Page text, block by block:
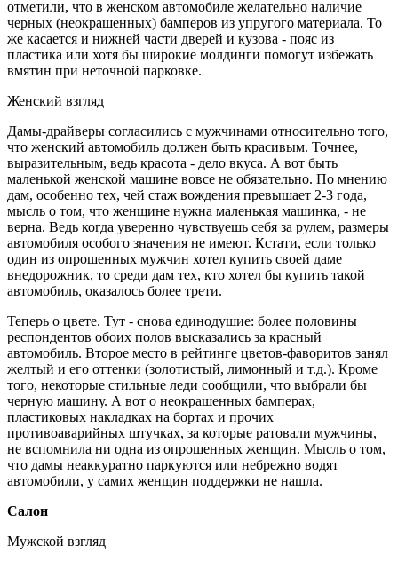
отметили, что в женском автомобиле желательно наличие
черных (неокрашенных) бамперов из упругого материала. То
же касается и нижней части дверей и кузова - пояс из
пластика или хотя бы широкие молдинги помогут избежать
вмятин при неточной парковке.
Женский взгляд
Дамы-драйверы согласились с мужчинами относительно того,
что женский автомобиль должен быть красивым. Точнее,
выразительным, ведь красота - дело вкуса. А вот быть
маленькой женской машине вовсе не обязательно. По мнению
дам, особенно тех, чей стаж вождения превышает 2-3 года,
мысль о том, что женщине нужна маленькая машинка, - не
верна. Ведь когда уверенно чувствуешь себя за рулем, размеры
автомобиля особого значения не имеют. Кстати, если только
один из опрошенных мужчин хотел купить своей даме
внедорожник, то среди дам тех, кто хотел бы купить такой
автомобиль, оказалось более трети.
Теперь о цвете. Тут - снова единодушие: более половины
респондентов обоих полов высказались за красный
автомобиль. Второе место в рейтинге цветов-фаворитов занял
желтый и его оттенки (золотистый, лимонный и т.д.). Кроме
того, некоторые стильные леди сообщили, что выбрали бы
черную машину. А вот о неокрашенных бамперах,
пластиковых накладках на бортах и прочих
противоаварийных штучках, за которые ратовали мужчины,
не вспомнила ни одна из опрошенных женщин. Мысль о том,
что дамы неаккуратно паркуются или небрежно водят
автомобили, у самих женщин поддержки не нашла.
Салон
Мужской взгляд